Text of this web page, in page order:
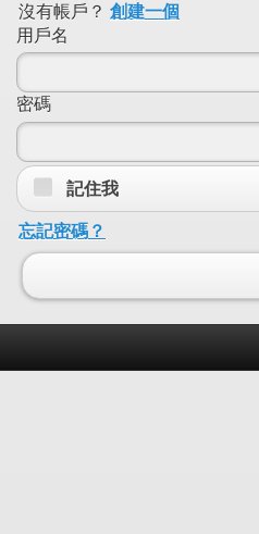
沒有帳戶？ 創建一個
用戶名
密碼
記住我
忘記密碼？